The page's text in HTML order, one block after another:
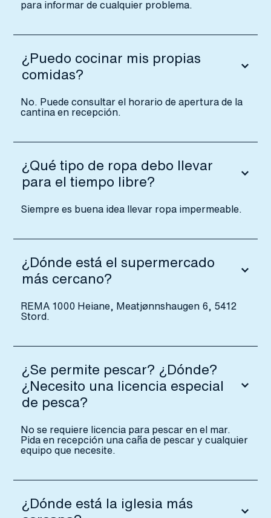
para informar de cualquier problema.
¿Puedo cocinar mis propias
comidas?
No. Puede consultar el horario de apertura de la
cantina en recepción.
¿Qué tipo de ropa debo llevar
para el tiempo libre?
Siempre es buena idea llevar ropa impermeable.
¿Dónde está el supermercado
más cercano?
REMA 1000 Heiane, Meatjønnshaugen 6, 5412
Stord.
¿Se permite pescar? ¿Dónde?
¿Necesito una licencia especial
de pesca?
No se requiere licencia para pescar en el mar.
Pida en recepción una caña de pescar y cualquier
equipo que necesite.
¿Dónde está la iglesia más